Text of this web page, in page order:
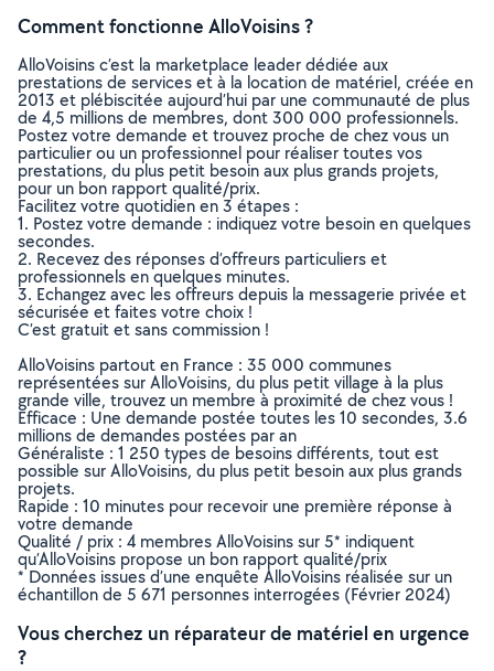
Comment fonctionne AlloVoisins ?
AlloVoisins c’est la marketplace leader dédiée aux
prestations de services et à la location de matériel, créée en
2013 et plébiscitée aujourd’hui par une communauté de plus
de 4,5 millions de membres, dont 300 000 professionnels.
Postez votre demande et trouvez proche de chez vous un
particulier ou un professionnel pour réaliser toutes vos
prestations, du plus petit besoin aux plus grands projets,
pour un bon rapport qualité/prix.
Facilitez votre quotidien en 3 étapes :
1. Postez votre demande : indiquez votre besoin en quelques
secondes.
2. Recevez des réponses d’offreurs particuliers et
professionnels en quelques minutes.
3. Echangez avec les offreurs depuis la messagerie privée et
sécurisée et faites votre choix !
C’est gratuit et sans commission !
AlloVoisins partout en France : 35 000 communes
représentées sur AlloVoisins, du plus petit village à la plus
grande ville, trouvez un membre à proximité de chez vous !
Efficace : Une demande postée toutes les 10 secondes, 3.6
millions de demandes postées par an
Généraliste : 1 250 types de besoins différents, tout est
possible sur AlloVoisins, du plus petit besoin aux plus grands
projets.
Rapide : 10 minutes pour recevoir une première réponse à
votre demande
Qualité / prix : 4 membres AlloVoisins sur 5* indiquent
qu’AlloVoisins propose un bon rapport qualité/prix
* Données issues d’une enquête AlloVoisins réalisée sur un
échantillon de 5 671 personnes interrogées (Février 2024)
Vous cherchez un réparateur de matériel en urgence
?